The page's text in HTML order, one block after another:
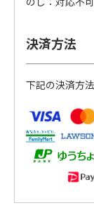
決済方法
下記の決済方